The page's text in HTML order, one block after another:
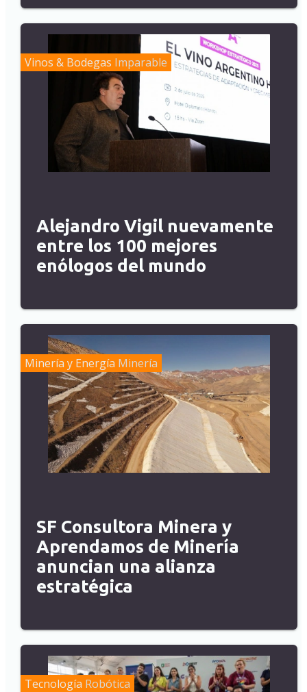
Vinos & Bodegas Imparable
Alejandro Vigil nuevamente
entre los 100 mejores
enólogos del mundo
Minería y Energía Minería
SF Consultora Minera y
Aprendamos de Minería
anuncian una alianza
estratégica
Tecnología Robótica